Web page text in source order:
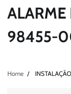
98455-
Home